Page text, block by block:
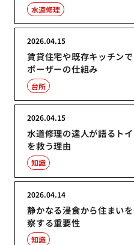
水道修理
賃貸住宅や既存キッチン
ポーザーの仕組み
2026.04.15
台所
水道修理の達人が語るト
を救う理由
2026.04.15
知識
静かなる浸食から住まい
察する重要性
2026.04.14
知識